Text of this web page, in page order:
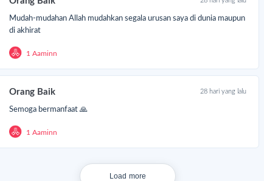
Mudah-mudahan Allah mudahkan segala urusan saya di dunia maupun
di akhirat
1 Aaminn
Orang Baik 28 hari yang lalu
Semoga bermanfaat 🙏
1 Aaminn
Load more